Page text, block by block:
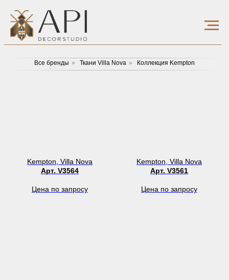
Все бренды » Ткани Villa Nova » Коллекция Kempton
Kempton, Villa Nova
Арт. V3564
Цена по запросу
Kempton, Villa Nova
Арт. V3561
Цена по запросу